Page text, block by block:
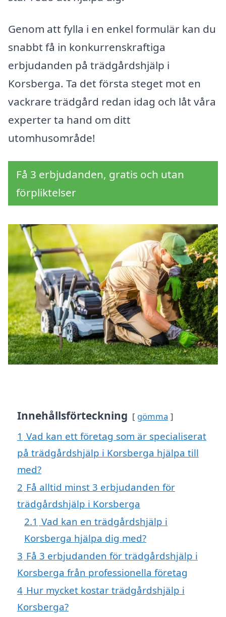
Genom att fylla i en enkel formulär kan du
snabbt få in konkurrenskraftiga
erbjudanden på trädgårdshjälp i
Korsberga. Ta det första steget mot en
vackrare trädgård redan idag och låt våra
experter ta hand om ditt
utomhusområde!
Få 3 erbjudanden, gratis och utan
förpliktelser
Innehållsförteckning gömma
1 Vad kan ett företag som är specialiserat
på trädgårdshjälp i Korsberga hjälpa till
med?
2 Få alltid minst 3 erbjudanden för
trädgårdshjälp i Korsberga
2.1 Vad kan en trädgårdshjälp i
Korsberga hjälpa dig med?
3 Få 3 erbjudanden för trädgårdshjälp i
Korsberga från professionella företag
4 Hur mycket kostar trädgårdshjälp i
Korsberga?